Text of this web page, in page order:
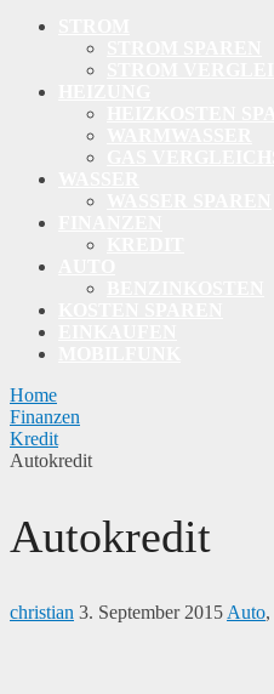
Home
Finanzen
Kredit
Autokredit
Autokredit
christian 3. September 2015 Auto,